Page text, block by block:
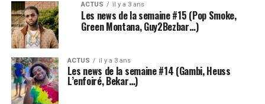
ACTUS il y a 3 ans
Les news de la semaine #15 (Pop Smoke,
Green Montana, Guy2Bezbar…)
ACTUS il y a 3 ans
Les news de la semaine #14 (Gambi, Heuss
L’enfoiré, Bekar…)